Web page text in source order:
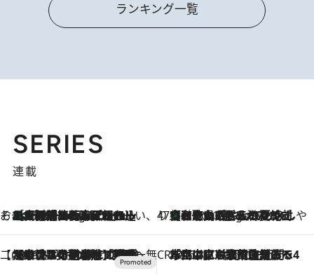
ランキング一覧
SERIES
連載
そおだよおこの関西おいしい、おやつ紀行
9 Hours Ago
［大阪府箕面市］一皿一皿目の前で仕上げられる、料理を巧みに組み込んだアシェットデセールコース「ミチル アシェット デセール（Michiru assiette dessert）」 47都道府県の手みやげ ひんやりスイーツで夏を満喫
9 Hours Ago
【和歌山県】この夏絶対食べたい 冷やしておいしいおやつ3選 みかんがごろっと丸ごと入ったジュレ
【CREA×星野リゾート】唯一無二。癒しと発見が待つ場所へ
2026.8.7
【トンボの足水浴】ヒノキの香りに包まれて涼感マックス！約13℃の湧水かけ流しを避暑地「星野温泉 トンボの湯」で体験 CREA'S CHOICE
2026.8.7
「立川にも歌舞伎があるんだよ」 片岡仁左衛門・市川中車ら豪華座組みで4年目の立川立飛歌舞伎へ